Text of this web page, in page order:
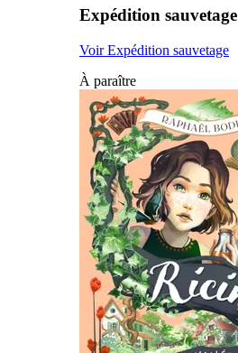
Expédition sauvetage
Voir Expédition sauvetage
À paraître